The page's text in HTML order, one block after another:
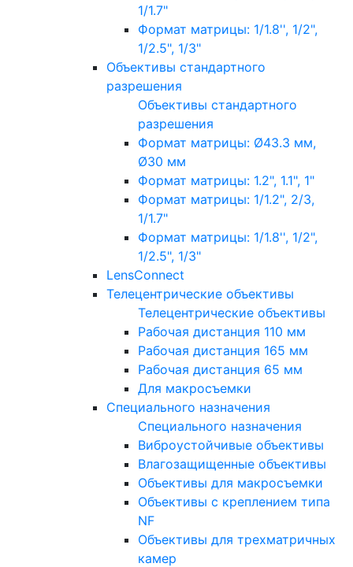
1/1.7"
Формат матрицы: 1/1.8'', 1/2",
1/2.5", 1/3"
Объективы стандартного
разрешения
Объективы стандартного
разрешения
Формат матрицы: Ø43.3 мм,
Ø30 мм
Формат матрицы: 1.2", 1.1", 1"
Формат матрицы: 1/1.2", 2/3,
1/1.7"
Формат матрицы: 1/1.8'', 1/2",
1/2.5", 1/3"
LensConnect
Телецентрические объективы
Телецентрические объективы
Рабочая дистанция 110 мм
Рабочая дистанция 165 мм
Рабочая дистанция 65 мм
Для макросъемки
Специального назначения
Специального назначения
Виброустойчивые объективы
Влагозащищенные объективы
Объективы для макросъемки
Объективы с креплением типа
NF
Объективы для трехматричных
камер